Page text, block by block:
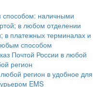
способом: наличными
в любом отделении
в платежных терминалах и
способом
Почтой России в любой
регион
регион в удобное для
EMS